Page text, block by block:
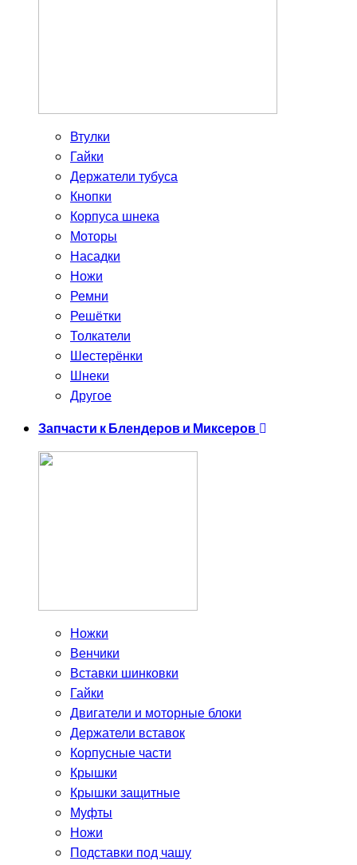
Втулки
Гайки
Держатели тубуса
Кнопки
Корпуса шнека
Моторы
Насадки
Ножи
Ремни
Решётки
Толкатели
Шестерёнки
Шнеки
Другое
Запчасти к Блендеров и Миксеров
Ножки
Венчики
Вставки шинковки
Гайки
Двигатели и моторные блоки
Держатели вставок
Корпусные части
Крышки
Крышки защитные
Муфты
Ножи
Подставки под чашу